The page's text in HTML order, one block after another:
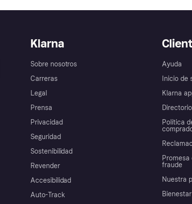
Klarna
Sobre nosotros
Carreras
Legal
Prensa
Privacidad
Seguridad
Sostenibilidad
Revender
Accesibilidad
Auto-Track
Ayuda
Inicio de
Klarna
Política
fraude
Nuestra